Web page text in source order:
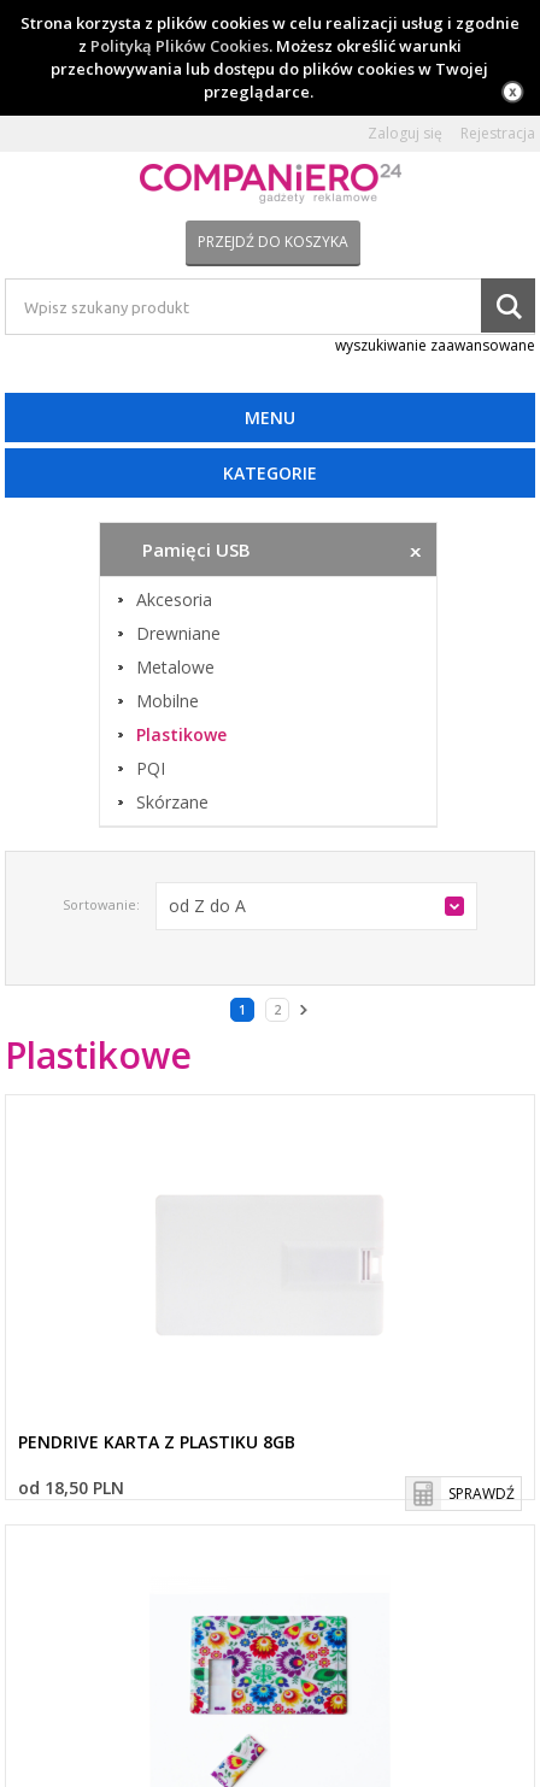
Strona korzysta z plików cookies w celu realizacji usług i zgodnie
z Polityką Plików Cookies. Możesz określić warunki
przechowywania lub dostępu do plików cookies w Twojej
przeglądarce.
Zaloguj się Rejestracja
PRZEJDŹ DO KOSZYKA
wyszukiwanie zaawansowane
MENU
KATEGORIE
Pamięci USB
Akcesoria
Drewniane
Metalowe
Mobilne
Plastikowe
PQI
Skórzane
Sortowanie: od Z do A
1 2
Plastikowe
PENDRIVE KARTA Z PLASTIKU 8GB
od 18,50 PLN
SPRAWDŹ